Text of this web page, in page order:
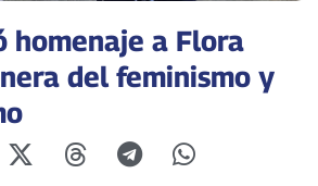
homenaje a Flora
del feminismo y